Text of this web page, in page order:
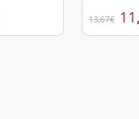
13,67€